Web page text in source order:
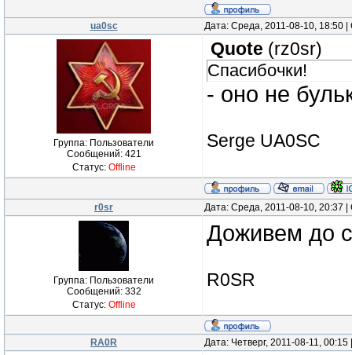
ua0sc Дата: Среда, 2011-08-10, 18:50
Группа: Пользователи
Сообщений: 421
Статус: Offline
Quote (rz0sr)
Спасибочки!
- оно не
Serge UA0SC
r0sr Дата: Среда, 2011-08-10, 20:37
Группа: Пользователи
Сообщений: 332
Статус: Offline
Доживем до
R0SR
RA0R Дата: Четверг, 2011-08-11,